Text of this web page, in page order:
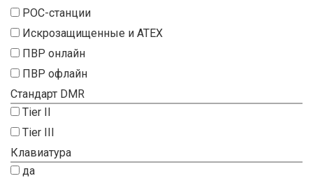
POC-станции
Искрозащищенные и ATEX
ПВР онлайн
ПВР офлайн
Стандарт DMR
Tier II
Tier III
Клавиатура
да